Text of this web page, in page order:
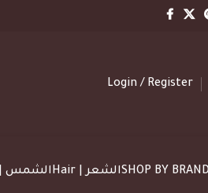
Login / Register
SUN | الشمس Hair | الشعرSHOP BY